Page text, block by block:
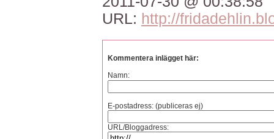
URL: http://
Kommentera inlägget här:
Namn:
E-postadress: (publiceras ej)
URL/Bloggadress: